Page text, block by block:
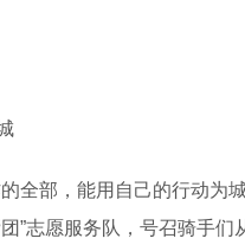
部，能用自己的行动为城
”志愿服务队，号召骑手们